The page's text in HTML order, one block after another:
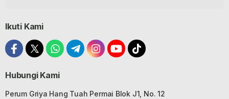
Ikuti Kami
Hubungi Kami
Perum Griya Hang Tuah Permai Blok J1, No. 12